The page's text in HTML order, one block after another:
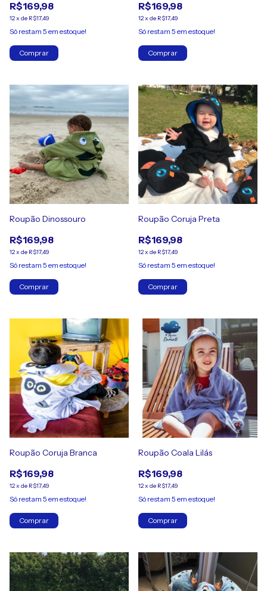
R$169,98
12x de R$17,49
Só restam 5 em estoque!
Comprar
R$169,98
12x de R$17,49
Só restam 5 em estoque!
Comprar
Roupão Dinossouro
R$169,98
12x de R$17,49
Só restam 5 em estoque!
Comprar
Roupão Coruja Preta
R$169,98
12x de R$17,49
Só restam 5 em estoque!
Comprar
Roupão Coruja Branca
R$169,98
12x de R$17,49
Só restam 5 em estoque!
Comprar
Roupão Coala Lilás
R$169,98
12x de R$17,49
Só restam 5 em estoque!
Comprar